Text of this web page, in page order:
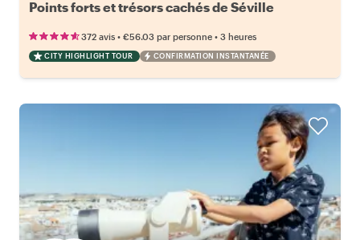
Points forts et trésors cachés de Séville
372 avis • €56.03 par personne • 3 heures
CITY HIGHLIGHT TOUR CONFIRMATION INSTANTANÉE